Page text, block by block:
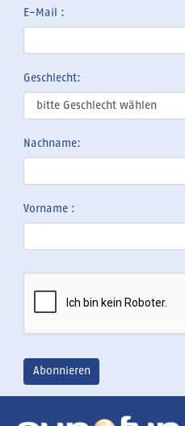
E-Mail :
Geschlecht:
Nachname:
Vorname :